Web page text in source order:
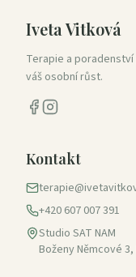
Iveta Vitková
Terapie a
váš osobní růst.
Kontakt
+420 607 007 391
Studio SAT NAM
Boženy Němcové